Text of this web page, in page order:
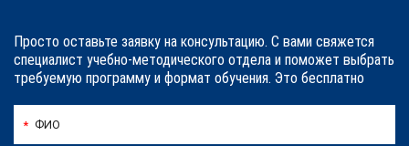
Просто оставьте заявку на консультацию. С вами свяжется
специалист учебно-методического отдела и поможет выбрать
требуемую программу и формат обучения. Это бесплатно
* ФИО